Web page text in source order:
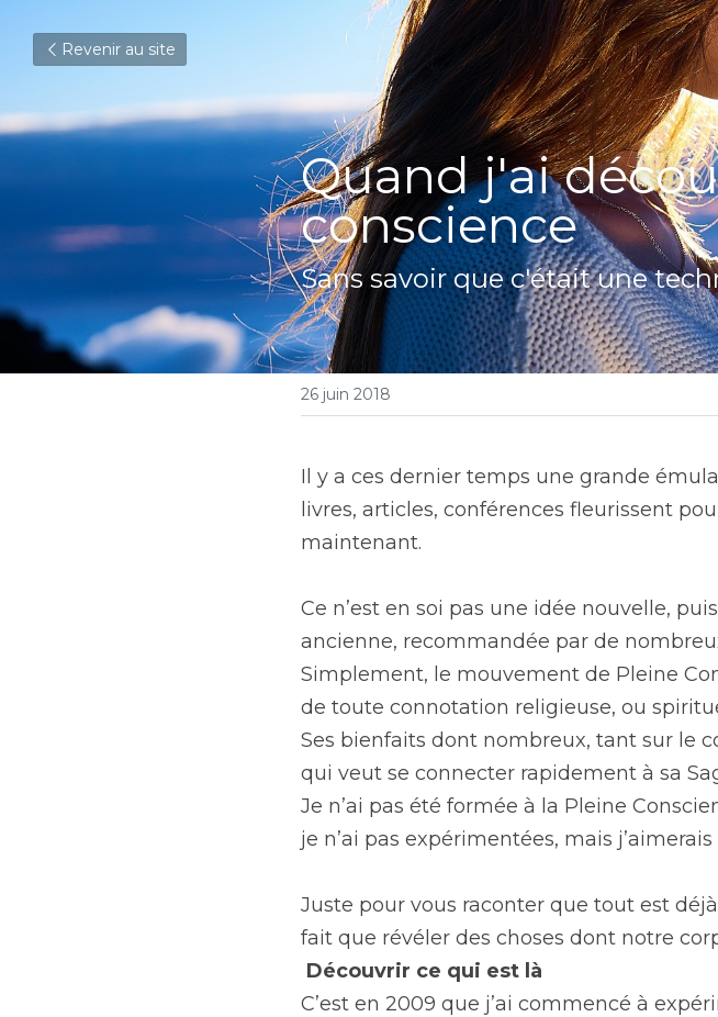
Revenir au site
Quand j'ai
conscience
Sans savoir que c'était une
26 juin 2018
Il y a ces dernier temps une grande
livres, articles, conférences fleurissent
maintenant.
Ce n’est en soi pas une idée nouvelle,
ancienne, recommandée par de
Simplement, le mouvement de Pleine
de toute connotation religieuse, ou
Ses bienfaits dont nombreux, tant sur le
qui veut se connecter rapidement à sa
Je n’ai pas été formée à la Pleine
je n’ai pas expérimentées, mais
Juste pour vous raconter que tout est
fait que révéler des choses dont notre
Découvrir ce qui est là
C’est en 2009 que j’ai commencé à